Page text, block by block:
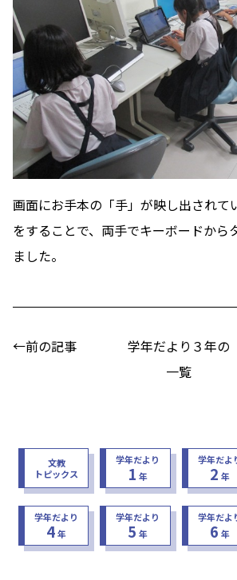
画面にお手本の「手」が映し出されて
をすることで、両手でキーボードから
ました。
←前の記事
学年だより３年の
一覧
文教
トピックス
学年だより
1 年
学年だよ
2 年
学年だより
4年
学年だより
5 年
学年だよ
6 年